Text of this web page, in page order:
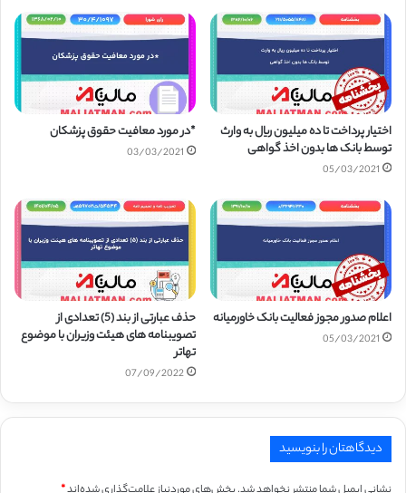
اختیار پرداخت تا ده میلیون ریال به وارث
توسط بانک ها بدون اخذ گواهی
05/03/2021
*در مورد معافیت حقوق پزشکان
03/03/2021
اعلام صدور مجوز فعالیت بانک خاورمیانه
05/03/2021
حذف عبارتی از بند (5) تعدادی از
تصویبنامه های هیئت وزیران با موضوع
تهاتر
07/09/2022
دیدگاهتان را بنویسید